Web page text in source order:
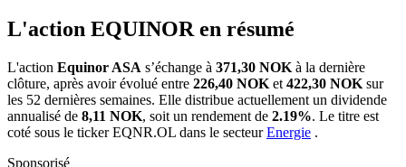
L'action EQUINOR en résumé
L'action Equinor ASA s’échange à 371,30 NOK à la dernière
clôture, après avoir évolué entre 226,40 NOK et 422,30 NOK sur
les 52 dernières semaines. Elle distribue actuellement un dividende
annualisé de 8,11 NOK, soit un rendement de 2.19%. Le titre est
coté sous le tickerEQNR.OL dans le secteurEnergie .
Sponsorisé